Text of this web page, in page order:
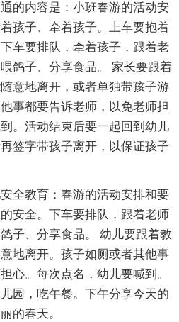
的内容是：小班春游的活动安
孩子、牵着孩子。上车要抱着
车要排队，牵着孩子，跟着老
鸽子、分享食品。 家长要跟着
意地离开，或者单独带孩子游
事都要告诉老师，以免老师担
。活动结束后要一起回到幼儿
签字带孩子离开，以保证孩子
全教育：春游的活动安排和要
安全。下车要排队，跟着老师
子、分享食品。 幼儿要跟着教
地离开。孩子如厕或者其他事
心。每次点名，幼儿要喊到。
园，吃午餐。下午分享今天的
的春天。